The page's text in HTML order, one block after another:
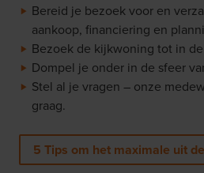
Bereid je bezoek voor en
aankoop, financiering en
Bezoek de kijkwoning tot in
Dompel je onder in de sfeer
Stel al je vragen – onze
graag.
5 Tips om het maximale uit